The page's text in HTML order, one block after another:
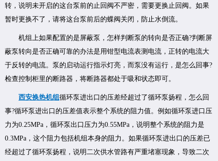
转，说明未开启的这台泵前的止回阀不严密，需要更换止回阀。如果
暂时更换不了，请将这台泵前后的蝶阀关闭，防止水倒流。
机组上如果配置的是屏蔽泵，怎样判断泵的转向是否正确?判断屏
蔽泵转向是否正确可靠的办法是用钳型电流表测电流，正转的电流大
于反转的电流。泵的启动运行指示灯亮，而泵没有运行，是怎么回事?
检查控制柜里的断路器，将断路器都处于吸和状态即可。
西安换热机组 循环泵进出口的压差经超过了循环泵扬程，怎么回
事?循环泵进出口的压差值表示整个系统的阻力值。例如循环泵进口压
力为0.25MPa，循环泵出口压力为0.55MPa，说明整个系统的阻力是
0.3MPa，这个阻力包括机组本身的阻力。如果循环泵进出口的压差已
经超过了循环泵扬程，说明二次供水管路有严重堵塞现象，导致二次